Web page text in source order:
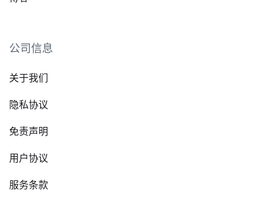
公司信息
关于我们
隐私协议
免责声明
用户协议
服务条款